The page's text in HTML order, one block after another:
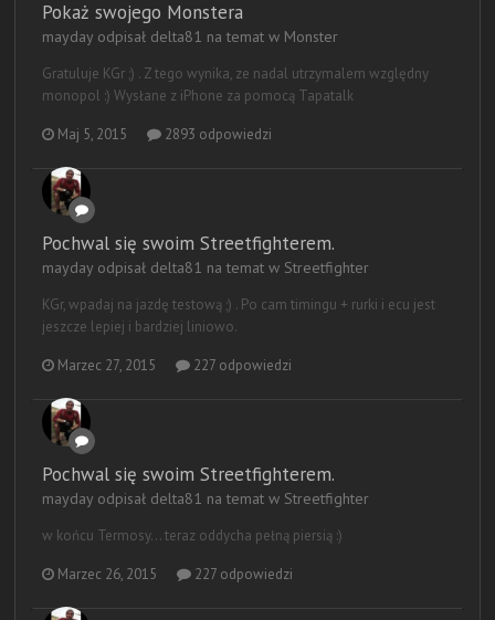
Pokaż swojego Monstera
mayday odpisał delta81 na temat w Monster
Gratuluje KGr ;) . Z tego wynika, ze nadal utrzymalem względny
monopol :) Wysłane z iPhone za pomocą Tapatalk
Maj 5, 2015 2893 odpowiedzi
Pochwal się swoim Streetfighterem.
mayday odpisał delta81 na temat w Streetfighter
KGr, wpadaj na jazdę testową ;) . Po cam timingu + rurki i ecu jest
jeszcze lepiej i bardziej liniowo.
Marzec 27, 2015 227 odpowiedzi
Pochwal się swoim Streetfighterem.
mayday odpisał delta81 na temat w Streetfighter
w końcu Termosy… teraz oddycha pełną piersią :)
Marzec 26, 2015 227 odpowiedzi